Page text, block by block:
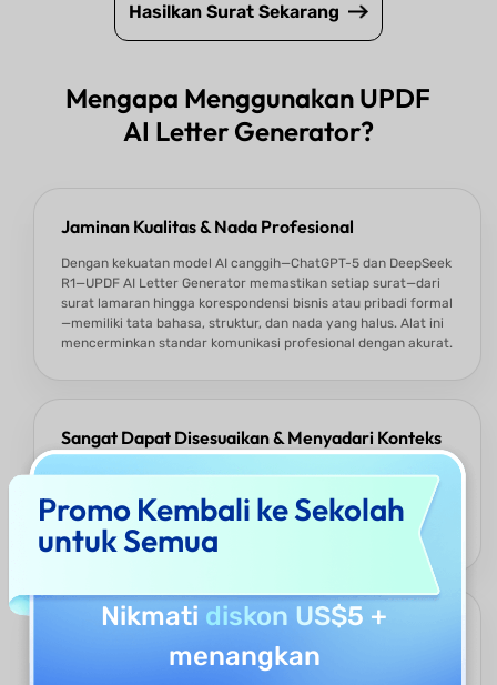
Hasilkan Surat Sekarang
Mengapa Menggunakan UPDF
AI Letter Generator?
Jaminan Kualitas & Nada Profesional
Dengan kekuatan model AI canggih—ChatGPT-5 dan DeepSeek
R1—UPDF AI Letter Generator memastikan setiap surat—dari
surat lamaran hingga korespondensi bisnis atau pribadi formal
—memiliki tata bahasa, struktur, dan nada yang halus. Alat ini
mencerminkan standar komunikasi profesional dengan akurat.
Sangat Dapat Disesuaikan & Menyadari Konteks
Tentukan informasi penerima, tujuan, nada, dan panjang surat
kebutuhan Anda—baik itu formal, hangat, permintaan maaf,
atau profesional.
Lebih dari Sekadar Generator Surat AI
UPDF AI tidak hanya terbatas pada surat—ini adalah bagian
Promo Kembali ke Sekolah
untuk Semua
Nikmati diskon US$5 +
menangkan